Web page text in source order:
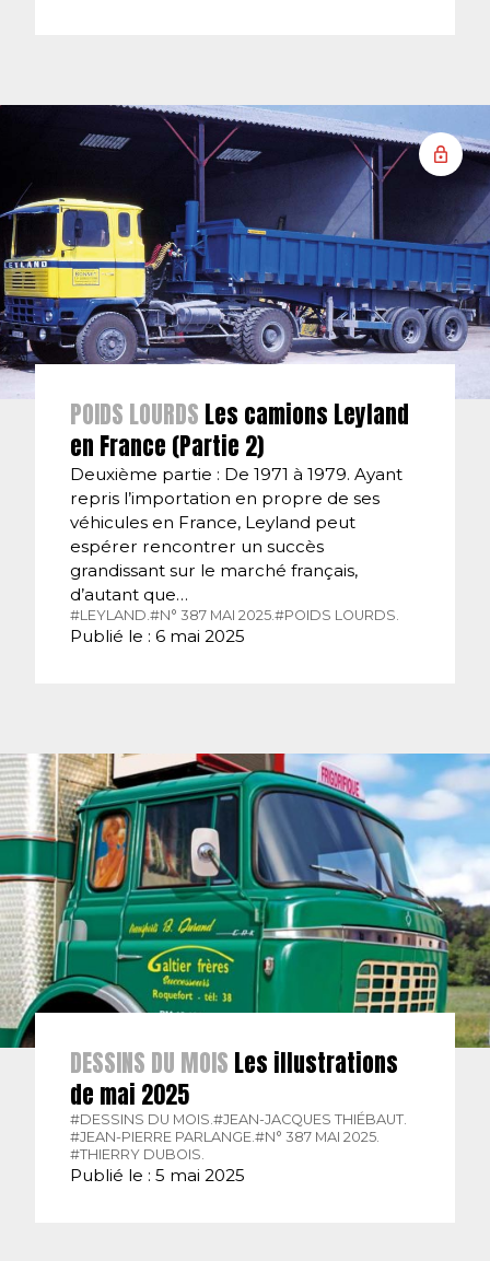
POIDS LOURDS Les camions Leyland
en France (Partie 2)
Deuxième partie : De 1971 à 1979. Ayant
repris l’importation en propre de ses
véhicules en France, Leyland peut
espérer rencontrer un succès
grandissant sur le marché français,
d’autant que…
#LEYLAND. #N° 387 MAI 2025. #POIDS LOURDS.
Publié le : 6 mai 2025
DESSINS DU MOIS Les illustrations
de mai 2025
#DESSINS DU MOIS. #JEAN-JACQUES THIÉBAUT.
#JEAN-PIERRE PARLANGE. #N° 387 MAI 2025.
#THIERRY DUBOIS.
Publié le : 5 mai 2025